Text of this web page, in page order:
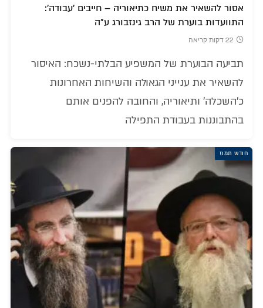
אסור להשאיר את משיח כתיאוריה – חייבים 'עבודה':
התוועדות בוערת של הרב גינזבורג ע"ה
22 דקות קריאה
תביעה הבוערת של המשפיע הבלתי-נשכח: האיסור
להשאיר את ענייני הגאולה והשיחות האחרונות
כ'השכלה' ותיאוריה, והחובה להפנים אותם
בהתבוננות בעבודת התפילה
חודש תמוז